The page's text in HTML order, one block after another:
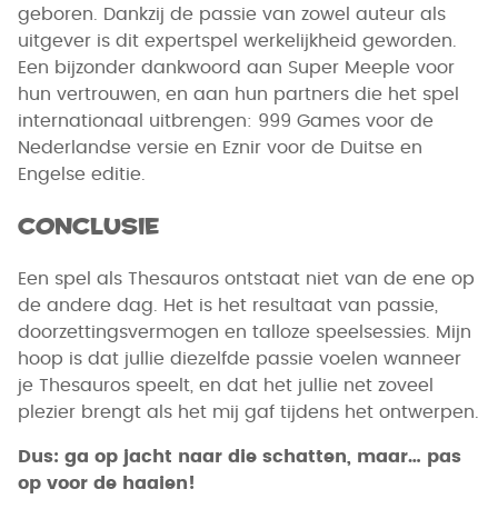
geboren. Dankzij de passie van zowel auteur als
uitgever is dit expertspel werkelijkheid geworden.
Een bijzonder dankwoord aan Super Meeple voor
hun vertrouwen, en aan hun partners die het spel
internationaal uitbrengen: 999 Games voor de
Nederlandse versie en Eznir voor de Duitse en
Engelse editie.
Conclusie
Een spel als Thesauros ontstaat niet van de ene op
de andere dag. Het is het resultaat van passie,
doorzettingsvermogen en talloze speelsessies. Mijn
hoop is dat jullie diezelfde passie voelen wanneer
je Thesauros speelt, en dat het jullie net zoveel
plezier brengt als het mij gaf tijdens het ontwerpen.
Dus: ga op jacht naar die schatten, maar… pas
op voor de haaien!